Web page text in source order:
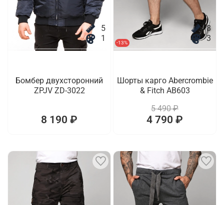
5
1
Бомбер двухсторонний
ZPJV ZD-3022
8 190 ₽
-13%
8
3
Шорты карго Abercrombie
& Fitch AB603
5 490 ₽
4 790 ₽